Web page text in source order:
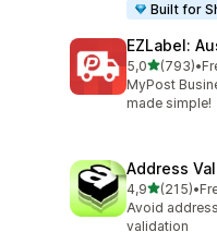
Built for
EZLabel:
5,0de 5(793)
793 total de
•
MyPost
made simple!
Address
4,9de 5(215)
215 total de
•
Avoid
validation